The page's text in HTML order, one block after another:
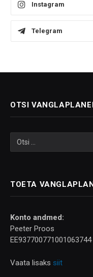
Instagram
Telegram
OTSI
TOETA
Konto andmed:
Peeter Proos
EE937700771001063744
Vaata lisaks siit